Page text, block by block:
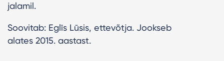
jalamil.
Soovitab: Eglīs Lūsis, ettevõtja. Jookseb
alates 2015. aastast.